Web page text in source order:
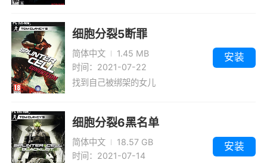
细胞分裂5断罪
简体中文
1.45 MB
时间：2021-07-22
找到自己被绑架的女儿
安装
细胞分裂6黑名单
简体中文
18.57 GB
时间：2021-07-14
安装